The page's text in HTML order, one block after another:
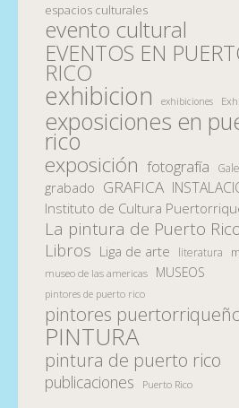
espacios culturales
evento cultural
EVENTOS EN
RICO
exhibicion exhibiciones
exposiciones en
rico
exposición fotografía
grabado GRAFICA
Instituto de Cultura
La pintura de Puerto
Libros Liga de arte literatura
museo de las americas MUSEOS
pintores de puerto rico
pintores
PINTURA
pintura de puerto rico
publicaciones Puerto Rico